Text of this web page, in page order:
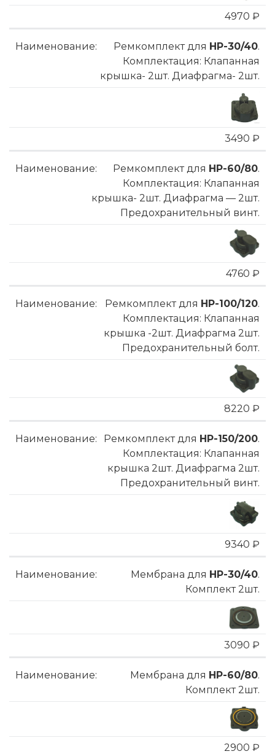
4970 ₽
Ремкомплект для HP-30/40.
Комплектация: Клапанная
крышка- 2шт. Диафрагма- 2шт.
3490 ₽
Ремкомплект для HP-60/80.
Комплектация: Клапанная
крышка- 2шт. Диафрагма — 2шт.
Предохранительный винт.
4760 ₽
Ремкомплект для HP-100/120.
Комплектация: Клапанная
крышка -2шт. Диафрагма 2шт.
Предохранительный болт.
8220 ₽
Ремкомплект для HP-150/200.
Комплектация: Клапанная
крышка 2шт. Диафрагма 2шт.
Предохранительный винт.
9340 ₽
Мембрана для HP-30/40.
Комплект 2шт.
3090 ₽
Мембрана для HP-60/80.
Комплект 2шт.
2900 ₽